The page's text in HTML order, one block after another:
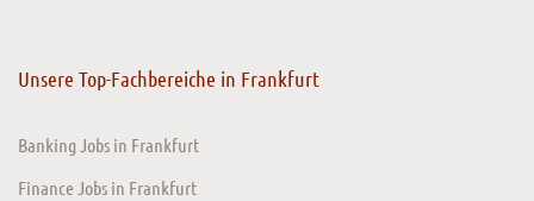
Unsere Top-Fachbereiche in Frankfurt
Banking Jobs in Frankfurt
Finance Jobs in Frankfurt